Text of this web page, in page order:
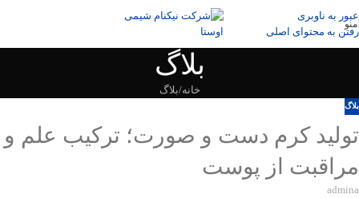
عبور به ناوبری
رفتن به محتوای اصلی
منو
بلاگ
خانه بلاگ
بلاگ
تولید کرم دست و صورت؛ ترکیب علم و
مراقبت از پوست
admina